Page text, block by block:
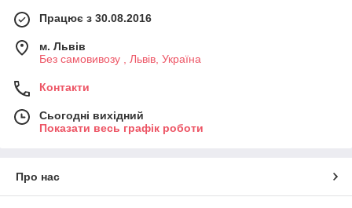
Працює з 30.08.2016
м. Львів
Без самовивозу , Львів, Україна
Контакти
Сьогодні вихідний
Показати весь графік роботи
Про нас